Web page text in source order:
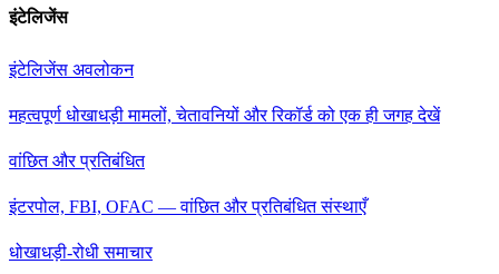
इंटेलिजेंस
इंटेलिजेंस अवलोकन
महत्वपूर्ण धोखाधड़ी मामलों, चेतावनियों और रिकॉर्ड को एक ही जगह देखें
वांछित और प्रतिबंधित
इंटरपोल, FBI, OFAC — वांछित और प्रतिबंधित संस्थाएँ
धोखाधड़ी-रोधी समाचार